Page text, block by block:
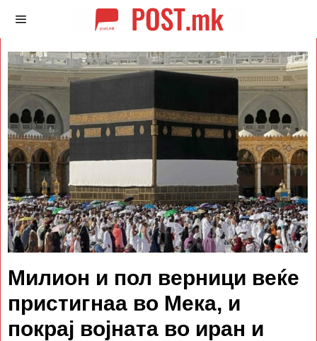
Милион и пол верници веќе
пристигнаа во Мека, и
покрај војната во иран и